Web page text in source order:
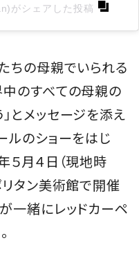
がシェアした投稿
ちの母親でいられる
中のすべての母親の
とメッセージを添え
ルのショーをはじ
５月４日（現地時
リタン美術館で開催
一緒にレッドカーペ